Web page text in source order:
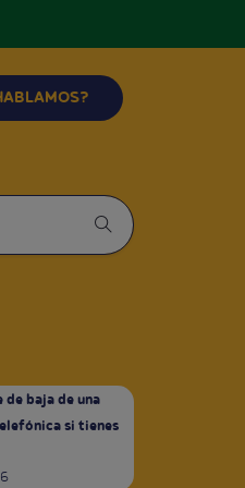
de baja de una
si tienes